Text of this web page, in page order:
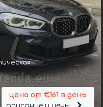
цена от €161 в день